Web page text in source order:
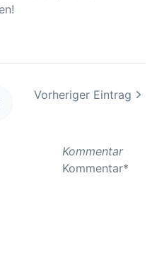
Vorheriger Eintrag
Kommentar